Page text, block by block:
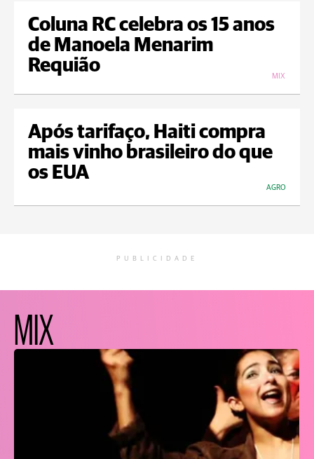
Coluna RC celebra os 15 anos
de Manoela Menarim
Requião
MIX
Após tarifaço, Haiti compra
mais vinho brasileiro do que
os EUA
AGRO
PUBLICIDADE
MIX